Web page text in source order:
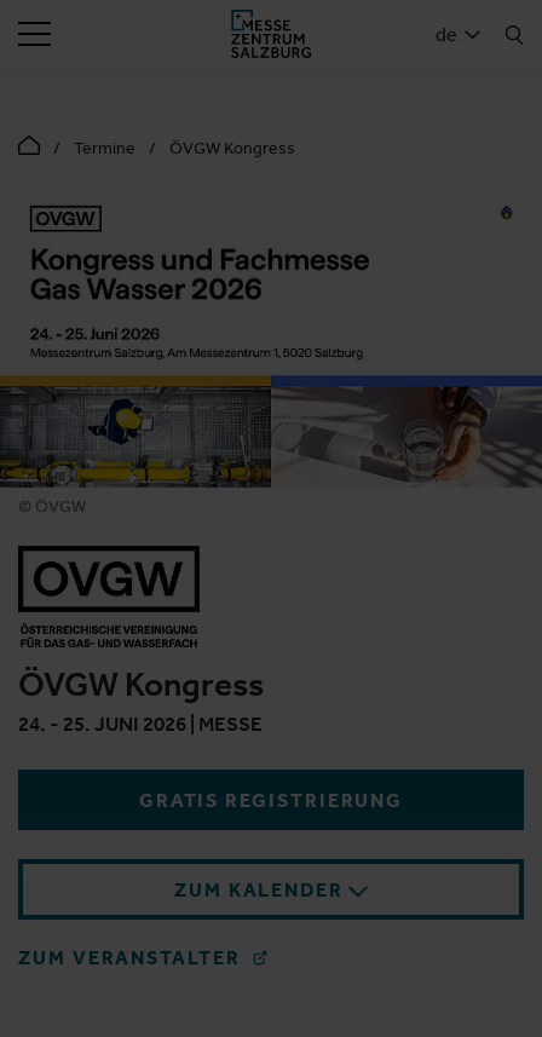
de
Termine ÖVGW Kongress
© ÖVGW
ÖVGW Kongress
24. - 25. JUNI 2026 | MESSE
GRATIS REGISTRIERUNG
ZUM KALENDER
ZUM VERANSTALTER